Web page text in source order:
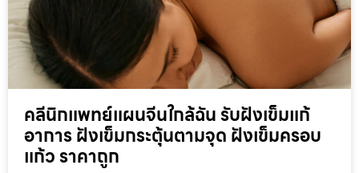
คลีนิกแพทย์แผนจีนใกล้ฉัน รับฝังเข็มแก้
อาการ ฝังเข็มกระตุ้นตามจุด ฝังเข็มครอบ
แก้ว ราคาถูก